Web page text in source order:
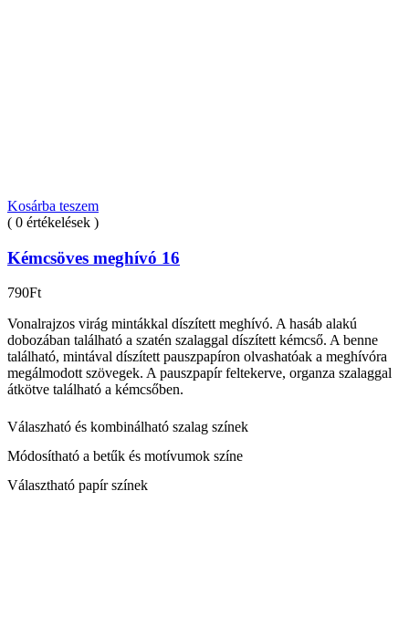
Kosárba teszem
( 0 értékelések )
Kémcsöves meghívó 16
790Ft
Vonalrajzos virág mintákkal díszített meghívó. A hasáb alakú
dobozában található a szatén szalaggal díszített kémcső. A benne
található, mintával díszített pauszpapíron olvashatóak a meghívóra
megálmodott szövegek. A pauszpapír feltekerve, organza szalaggal
átkötve található a kémcsőben.
Válaszható és kombinálható szalag színek
Módosítható a betűk és motívumok színe
Választható papír színek